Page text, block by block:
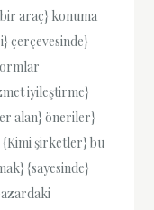
araç} konuma
çerçevesinde}
iyileştirme}
alan} öneriler}
şirketler} bu
{sayesinde}